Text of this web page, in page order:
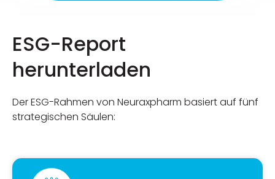
ESG-Report
herunterladen
Der ESG-Rahmen von Neuraxpharm basiert auf fünf
strategischen Säulen: